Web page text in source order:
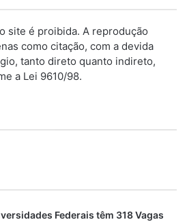
site é proibida. A reprodução
como citação, com a devida
tanto direto quanto indireto,
a Lei 9610/98.
Federais têm 318 Vagas